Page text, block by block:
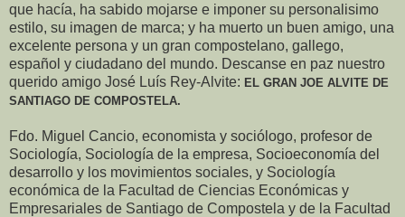
que hacía, ha sabido mojarse e imponer su personalisimo
estilo, su imagen de marca; y ha muerto un buen amigo, una
excelente persona y un gran compostelano, gallego,
español y ciudadano del mundo. Descanse en paz nuestro
querido amigo José Luís Rey-Alvite: EL GRAN JOE ALVITE DE
SANTIAGO DE COMPOSTELA.
Fdo. Miguel Cancio, economista y sociólogo, profesor de
Sociología, Sociología de la empresa, Socioeconomía del
desarrollo y los movimientos sociales, y Sociología
económica de la Facultad de Ciencias Económicas y
Empresariales de Santiago de Compostela y de la Facultad